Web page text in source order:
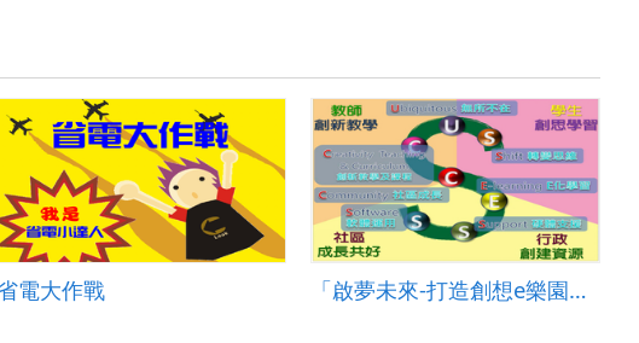
電大作戰 「啟夢未來-打造創想e樂園」成果彙編